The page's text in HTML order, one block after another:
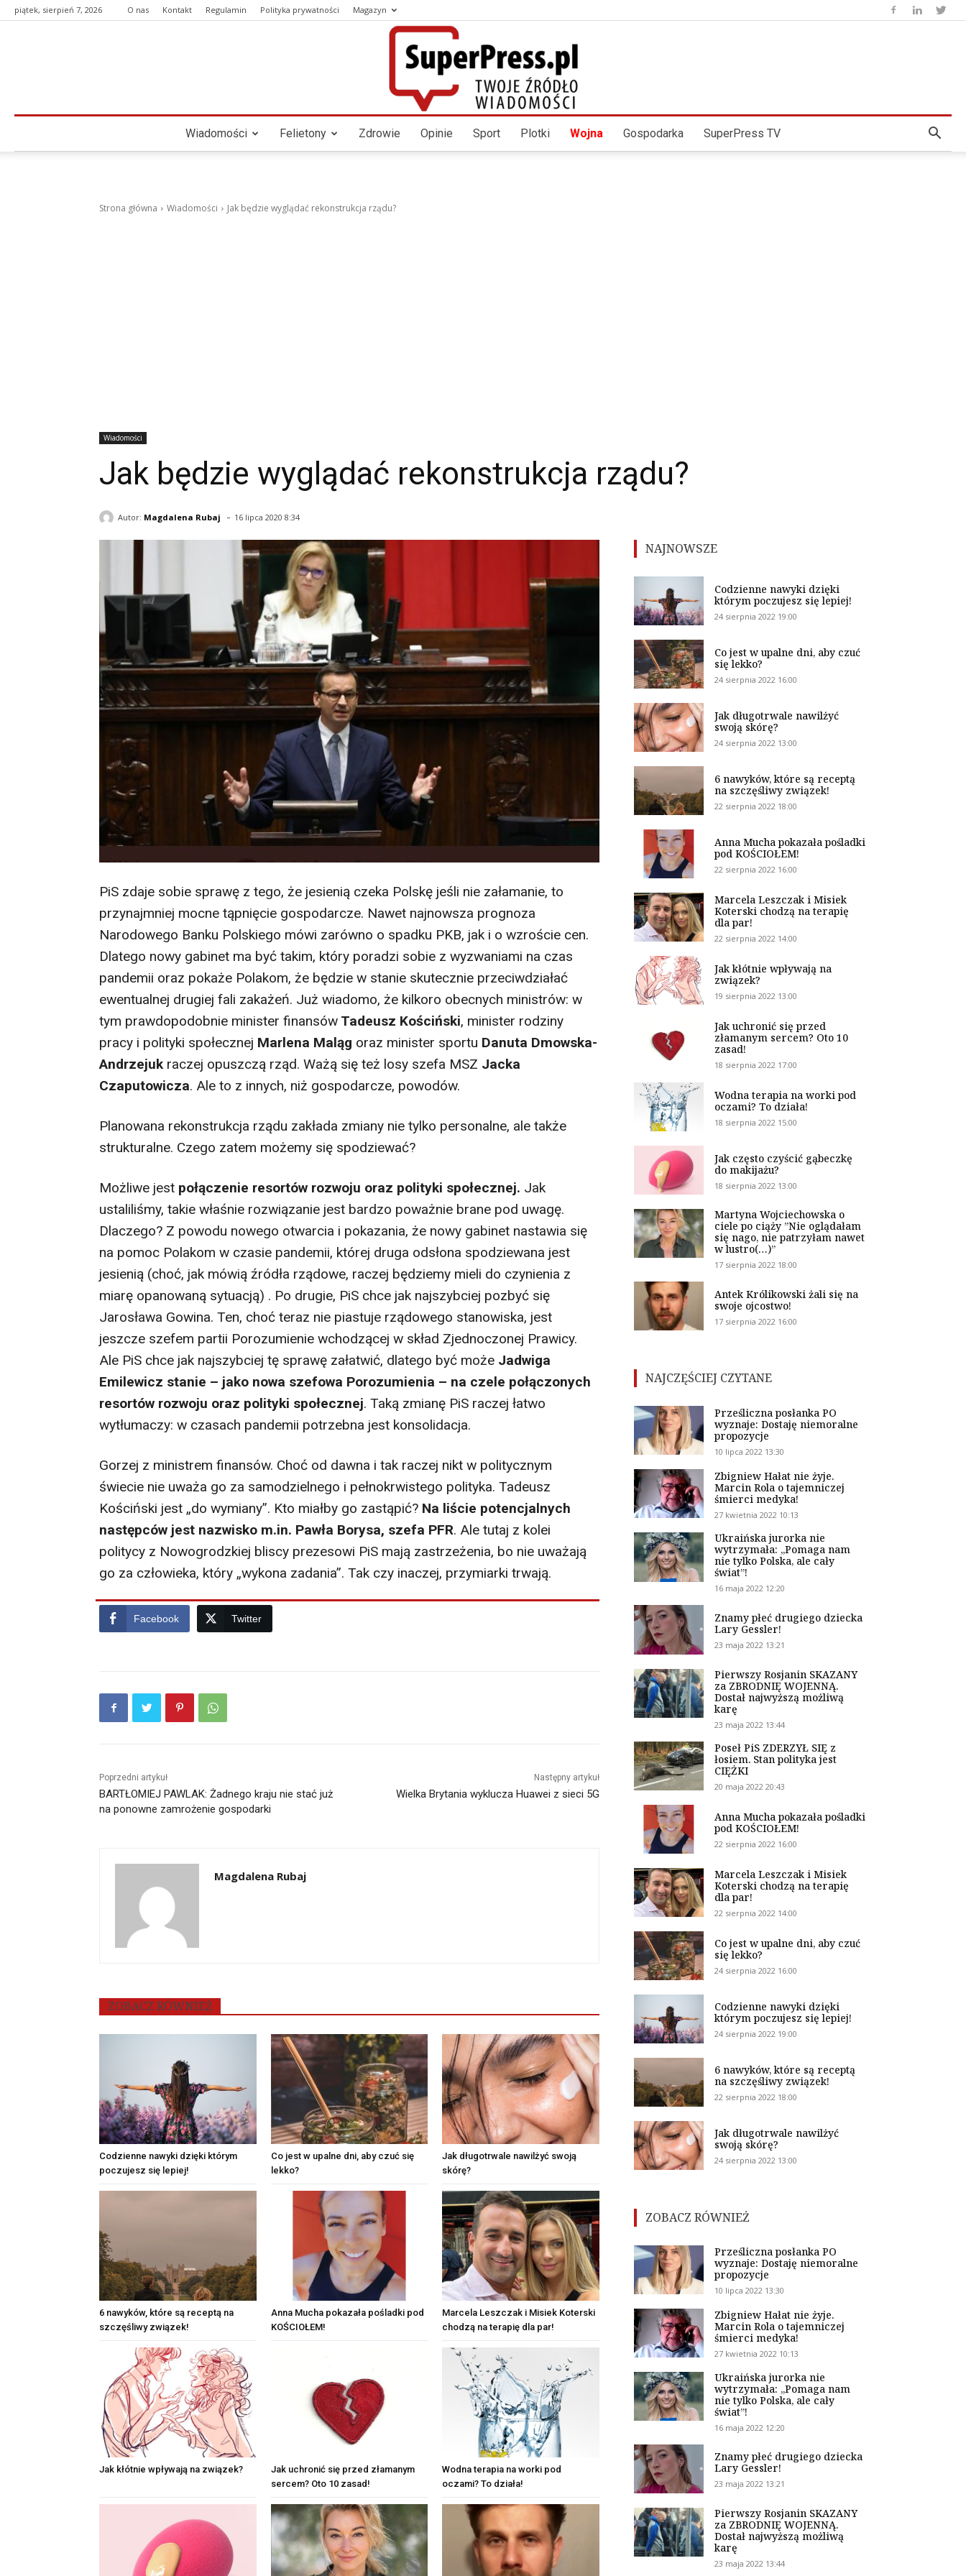
piątek, sierpień 7, 2026 O nas Kontakt Regulamin Polityka prywatności Magazyn
Wiadomości Felietony Zdrowie Opinie Sport Plotki Wojna Gospodarka SuperPress TV
Strona główna Wiadomości Jak będzie wyglądać rekonstrukcja rządu?
Wiadomości
Jak będzie wyglądać rekonstrukcja rządu?
Autor: Magdalena Rubaj - 16 lipca 2020 8:34
PiS zdaje sobie sprawę z tego, że jesienią czeka Polskę jeśli nie załamanie, to
przynajmniej mocne tąpnięcie gospodarcze. Nawet najnowsza prognoza
Narodowego Banku Polskiego mówi zarówno o spadku PKB, jak i o wzroście cen.
Dlatego nowy gabinet ma być takim, który poradzi sobie z wyzwaniami na czas
pandemii oraz pokaże Polakom, że będzie w stanie skutecznie przeciwdziałać
ewentualnej drugiej fali zakażeń. Już wiadomo, że kilkoro obecnych ministrów: w
tym prawdopodobnie minister finansów Tadeusz Kościński, minister rodziny
pracy i polityki społecznej Marlena Maląg oraz minister sportu Danuta Dmowska-
Andrzejukraczej opuszczą rząd. Ważą się też losy szefa MSZ Jacka
Czaputowicza. Ale to z innych, niż gospodarcze, powodów.
Planowana rekonstrukcja rządu zakłada zmiany nie tylko personalne, ale także
strukturalne. Czego zatem możemy się spodziewać?
Możliwe jest połączenie resortów rozwoju oraz polityki społecznej. Jak
ustaliliśmy, takie właśnie rozwiązanie jest bardzo poważnie brane pod uwagę.
Dlaczego? Z powodu nowego otwarcia i pokazania, że nowy gabinet nastawia się
na pomoc Polakom w czasie pandemii, której druga odsłona spodziewana jest
jesienią (choć, jak mówią źródła rządowe, raczej będziemy mieli do czynienia z
miarę opanowaną sytuacją) . Po drugie, PiS chce jak najszybciej pozbyć się
Jarosława Gowina. Ten, choć teraz nie piastuje rządowego stanowiska, jest
jeszcze szefem partii Porozumienie wchodzącej w skład Zjednoczonej Prawicy.
Ale PiS chce jak najszybciej tę sprawę załatwić, dlatego być może Jadwiga
Emilewicz stanie – jako nowa szefowa Porozumienia – na czele połączonych
resortów rozwoju oraz polityki społecznej. Taką zmianę PiS raczej łatwo
wytłumaczy: w czasach pandemii potrzebna jest konsolidacja.
Gorzej z ministrem finansów. Choć od dawna i tak raczej nikt w politycznym
świecie nie uważa go za samodzielnego i pełnokrwistego polityka. Tadeusz
Kościński jest „do wymiany”. Kto miałby go zastąpić? Na liście potencjalnych
następców jest nazwisko m.in. Pawła Borysa, szefa PFR. Ale tutaj z kolei
politycy z Nowogrodzkiej bliscy prezesowi PiS mają zastrzeżenia, bo nie uważają
go za człowieka, który „wykona zadania”. Tak czy inaczej, przymiarki trwają.
Facebook Twitter
Poprzedni artykuł
BARTŁOMIEJ PAWLAK: Żadnego kraju nie stać już
na ponowne zamrożenie gospodarki
Następny artykuł
Wielka Brytania wyklucza Huawei z sieci 5G
Magdalena Rubaj
ZOBACZ RÓWNIEŻ
Codzienne nawyki dzięki którym
poczujesz się lepiej!
Co jest w upalne dni, aby czuć się
lekko?
Jak długotrwale nawilżyć swoją
skórę?
6 nawyków, które są receptą na
szczęśliwy związek!
Anna Mucha pokazała pośladki pod
KOŚCIOŁEM!
Marcela Leszczak i Misiek Koterski
chodzą na terapię dla par!
Jak kłótnie wpływają na związek?
Jak uchronić się przed złamanym
sercem? Oto 10 zasad!
Wodna terapia na worki pod
oczami? To działa!
NAJNOWSZE
Codzienne nawyki dzięki
którym poczujesz się lepiej!
24 sierpnia 2022 19:00
Co jest w upalne dni, aby czuć
się lekko?
24 sierpnia 2022 16:00
Jak długotrwale nawilżyć
swoją skórę?
24 sierpnia 2022 13:00
6 nawyków, które są receptą
na szczęśliwy związek!
22 sierpnia 2022 18:00
Anna Mucha pokazała pośladki
pod KOŚCIOŁEM!
22 sierpnia 2022 16:00
Marcela Leszczak i Misiek
Koterski chodzą na terapię
dla par!
22 sierpnia 2022 14:00
Jak kłótnie wpływają na
związek?
19 sierpnia 2022 13:00
Jak uchronić się przed
złamanym sercem? Oto 10
zasad!
18 sierpnia 2022 17:00
Wodna terapia na worki pod
oczami? To działa!
18 sierpnia 2022 15:00
Jak często czyścić gąbeczkę
do makijażu?
18 sierpnia 2022 13:00
Martyna Wojciechowska o
ciele po ciąży ”Nie oglądałam
się nago, nie patrzyłam nawet
w lustro(…)”
17 sierpnia 2022 18:00
Antek Królikowski żali się na
swoje ojcostwo!
17 sierpnia 2022 16:00
NAJCZĘŚCIEJ CZYTANE
Prześliczna posłanka PO
wyznaje: Dostaję niemoralne
propozycje
10 lipca 2022 13:30
Zbigniew Hałat nie żyje.
Marcin Rola o tajemniczej
śmierci medyka!
27 kwietnia 2022 10:13
Ukraińska jurorka nie
wytrzymała: „Pomaga nam
nie tylko Polska, ale cały
świat”!
16 maja 2022 12:20
Znamy płeć drugiego dziecka
Lary Gessler!
23 maja 2022 13:21
Pierwszy Rosjanin SKAZANY
za ZBRODNIĘ WOJENNĄ.
Dostał najwyższą możliwą
karę
23 maja 2022 13:44
Poseł PiS ZDERZYŁ SIĘ z
łosiem. Stan polityka jest
CIĘŻKI
20 maja 2022 20:43
Anna Mucha pokazała pośladki
pod KOŚCIOŁEM!
22 sierpnia 2022 16:00
Marcela Leszczak i Misiek
Koterski chodzą na terapię
dla par!
22 sierpnia 2022 14:00
Co jest w upalne dni, aby czuć
się lekko?
24 sierpnia 2022 16:00
Codzienne nawyki dzięki
którym poczujesz się lepiej!
24 sierpnia 2022 19:00
6 nawyków, które są receptą
na szczęśliwy związek!
22 sierpnia 2022 18:00
Jak długotrwale nawilżyć
swoją skórę?
24 sierpnia 2022 13:00
ZOBACZ RÓWNIEŻ
Prześliczna posłanka PO
wyznaje: Dostaję niemoralne
propozycje
10 lipca 2022 13:30
Zbigniew Hałat nie żyje.
Marcin Rola o tajemniczej
śmierci medyka!
27 kwietnia 2022 10:13
Ukraińska jurorka nie
wytrzymała: „Pomaga nam
nie tylko Polska, ale cały
świat”!
16 maja 2022 12:20
Znamy płeć drugiego dziecka
Lary Gessler!
23 maja 2022 13:21
Pierwszy Rosjanin SKAZANY
za ZBRODNIĘ WOJENNĄ.
Dostał najwyższą możliwą
karę
23 maja 2022 13:44